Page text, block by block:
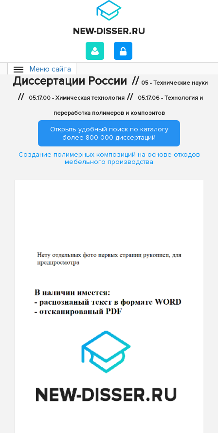
Меню сайта
Диссертации России // 05 - Технические науки
// 05.17.00 - Химическая технология // 05.17.06 - Технология и
переработка полимеров и композитов
Открыть удобный поиск по каталогу
более 800 000 диссертаций
Создание полимерных композиций на основе отходов
мебельного производства